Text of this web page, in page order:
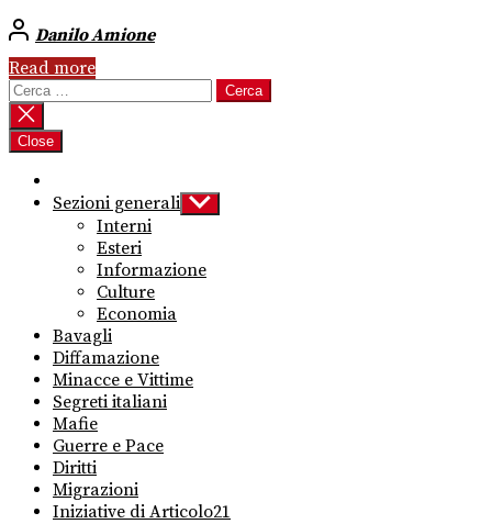
Danilo Amione
Read more
Ricerca
per:
Close
Sezioni generali Show
sub
Interni
Esteri
Informazione
Culture
Economia
Bavagli
Diffamazione
Minacce e Vittime
Segreti italiani
Mafie
Guerre e Pace
Diritti
Migrazioni
Iniziative di Articolo21